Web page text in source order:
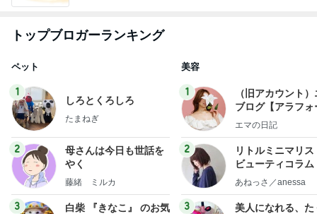
トップブロガーランキング
ペット
1
しろとくろしろ
たまねぎ
2
母さんは今日も世話を
やく
藤緒 ミルカ
3
白柴 『きなこ』 のお気
美容
1
（旧アカウント
ブログ【アラフォ
社売却セカンドラ
エマの日記
2
リトルミニマリス
ビューティコラ
little
あねっさ／anessa
3
美人になれる、た